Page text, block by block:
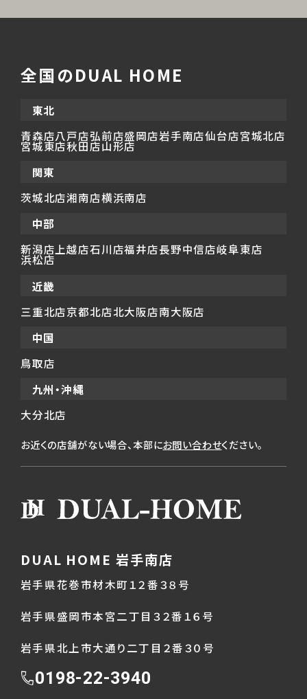
全国のDUAL HOME
東北
青森店八戸店弘前店盛岡店岩手南店仙台店宮城北店
宮城東店秋田店山形店
関東
茨城北店湘南店横浜南店
中部
新潟店上越店石川店福井店長野中信店岐阜東店
浜松店
近畿
三重北店京都北店北大阪店南大阪店
中国
鳥取店
九州・沖縄
大分北店
お近くの店舗がない場合、本部にお問い合わせください。
DUAL HOME 岩手南店
岩手県花巻市材木町１２番３８号
岩手県盛岡市本宮二丁目３２番１６号
岩手県北上市大通り二丁目２番３０号
0198-22-3940